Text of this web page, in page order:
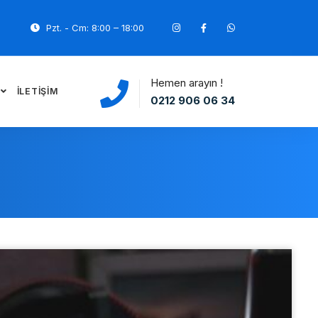
Pzt. - Cm: 8:00 – 18:00
Hemen arayın !
0212 906 06 34
İLETIŞIM